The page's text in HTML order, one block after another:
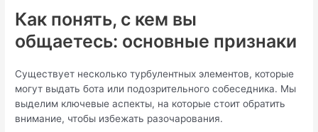
Как понять, с кем вы
общаетесь: основные признаки
Существует несколько турбулентных элементов, которые
могут выдать бота или подозрительного собеседника. Мы
выделим ключевые аспекты, на которые стоит обратить
внимание, чтобы избежать разочарования.